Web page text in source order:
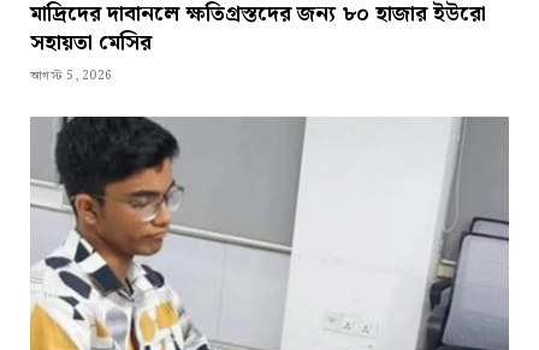
মাদ্রিদের দাবানলে ক্ষতিগ্রস্তদের জন্য ৮০ হাজার ইউরো
সহায়তা মেসির
আগস্ট 5, 2026